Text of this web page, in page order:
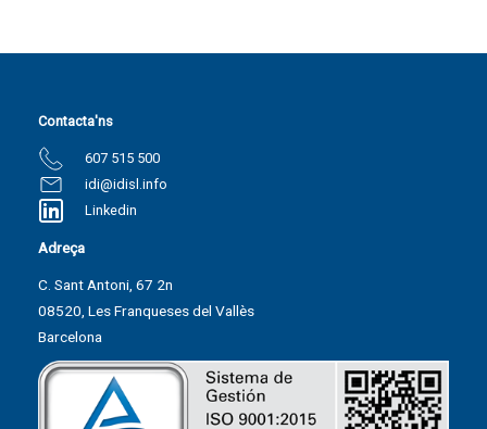
Contacta'ns
607 515 500
idi@idisl.info
Linkedin
Adreça
C. Sant Antoni, 67 2n
08520, Les Franqueses del Vallès
Barcelona